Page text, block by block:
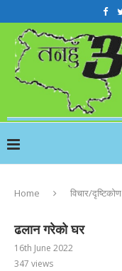
Home विचार/दृष्टिकोण
ढलान गरेको घर
16th June 2022
347 views